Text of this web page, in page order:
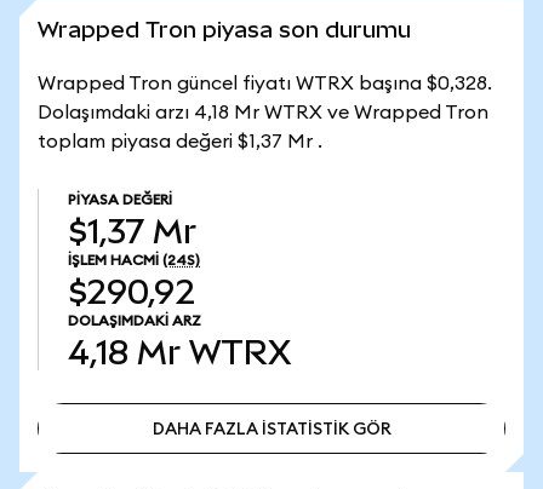
Wrapped Tron piyasa son durumu
Wrapped Tron güncel fiyatı WTRX başına $0,328.
Dolaşımdaki arzı 4,18 Mr WTRX ve Wrapped Tron
toplam piyasa değeri $1,37 Mr .
PIYASA DEĞERI
$1,37 Mr
İŞLEM HACMI (24S)
$290,92
DOLAŞIMDAKI ARZ
4,18 Mr WTRX
DAHA FAZLA İSTATİSTİK GÖR